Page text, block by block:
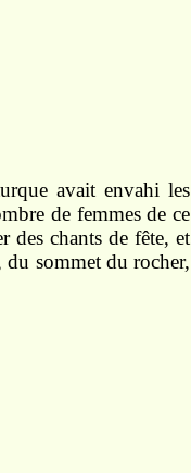
avait envahi les
de femmes de ce
des chants de fête, et
du sommet du rocher,